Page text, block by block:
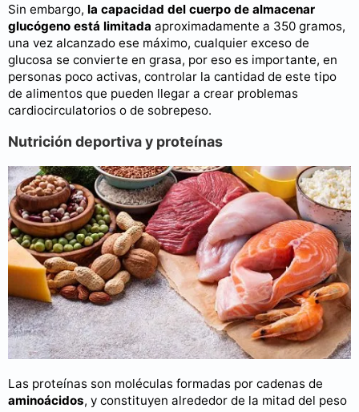
Sin embargo, la capacidad del cuerpo de almacenar
glucógeno está limitada aproximadamente a 350 gramos,
una vez alcanzado ese máximo, cualquier exceso de
glucosa se convierte en grasa, por eso es importante, en
personas poco activas, controlar la cantidad de este tipo
de alimentos que pueden llegar a crear problemas
cardiocirculatorios o de sobrepeso.
Nutrición deportiva y proteínas
Las proteínas son moléculas formadas por cadenas de
aminoácidos, y constituyen alrededor de la mitad del peso